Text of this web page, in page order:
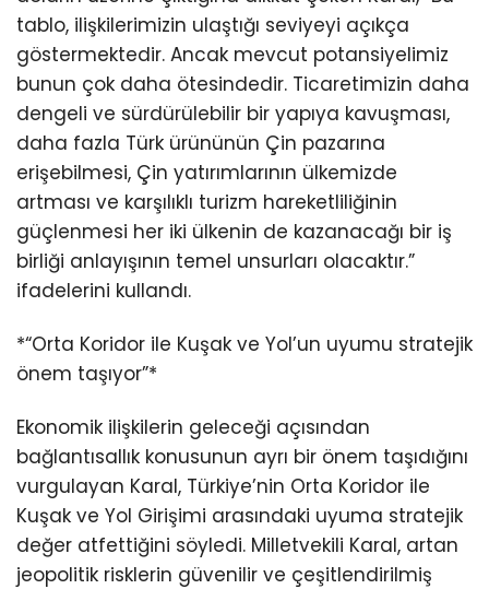
tablo, ilişkilerimizin ulaştığı seviyeyi açıkça
göstermektedir. Ancak mevcut potansiyelimiz
bunun çok daha ötesindedir. Ticaretimizin daha
dengeli ve sürdürülebilir bir yapıya kavuşması,
daha fazla Türk ürününün Çin pazarına
erişebilmesi, Çin yatırımlarının ülkemizde
artması ve karşılıklı turizm hareketliliğinin
güçlenmesi her iki ülkenin de kazanacağı bir iş
birliği anlayışının temel unsurları olacaktır.”
ifadelerini kullandı.
*“Orta Koridor ile Kuşak ve Yol’un uyumu stratejik
önem taşıyor”*
Ekonomik ilişkilerin geleceği açısından
bağlantısallık konusunun ayrı bir önem taşıdığını
vurgulayan Karal, Türkiye’nin Orta Koridor ile
Kuşak ve Yol Girişimi arasındaki uyuma stratejik
değer atfettiğini söyledi. Milletvekili Karal, artan
jeopolitik risklerin güvenilir ve çeşitlendirilmiş